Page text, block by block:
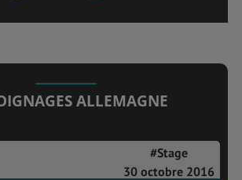
ALLEMAGNE
#Stage
30 octobre 2016